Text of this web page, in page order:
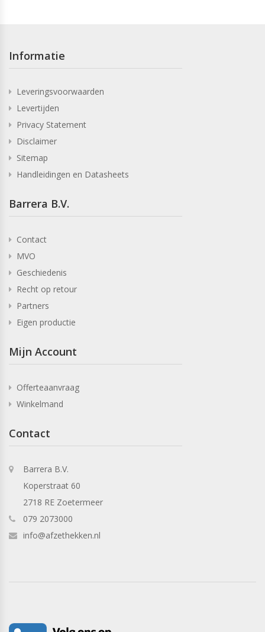
Informatie
Leveringsvoorwaarden
Levertijden
Privacy Statement
Disclaimer
Sitemap
Handleidingen en Datasheets
Barrera B.V.
Contact
MVO
Geschiedenis
Recht op retour
Partners
Eigen productie
Mijn Account
Offerteaanvraag
Winkelmand
Contact
Barrera B.V.
Koperstraat 60
2718 RE Zoetermeer
079 2073000
info@afzethekken.nl